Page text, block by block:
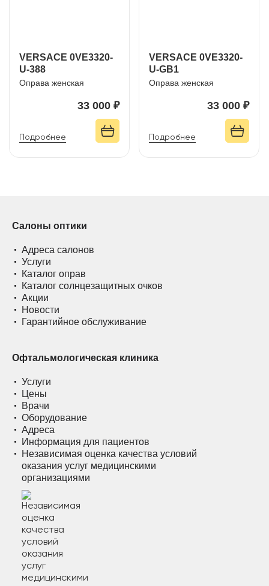
VERSACE 0VE3320-
U-388
Оправа женская
33 000 ₽
Подробнее
VERSACE 0VE3320-
U-GB1
Оправа женская
33 000 ₽
Подробнее
Салоны оптики
Адреса салонов
Услуги
Каталог оправ
Каталог солнцезащитных очков
Акции
Новости
Гарантийное обслуживание
Офтальмологическая клиника
Услуги
Цены
Врачи
Оборудование
Адреса
Информация для пациентов
Независимая оценка качества условий
оказания услуг медицинскими
организациями